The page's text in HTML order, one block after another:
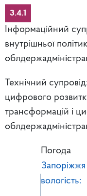
3.4.1
Інформаційний
внутрішньої
Технічний
цифрового
трансформацій і
Погода
Запоріжжя
вологість: